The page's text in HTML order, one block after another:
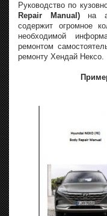
Руководство по
Repair Manual)на
содержит огромное
необходимой
ремонтом
ремонту Хендай Нексо.